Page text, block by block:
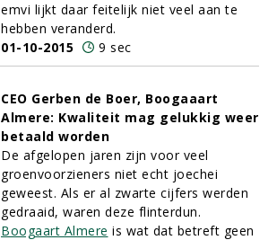
emvi lijkt daar feitelijk niet veel aan te
hebben veranderd.
01-10-2015
9 sec
CEO Gerben de Boer, Boogaaart
Almere: Kwaliteit mag gelukkig weer
betaald worden
De afgelopen jaren zijn voor veel
groenvoorzieners niet echt joechei
geweest. Als er al zwarte cijfers werden
gedraaid, waren deze flinterdun.
Boogaart Almere is wat dat betreft geen